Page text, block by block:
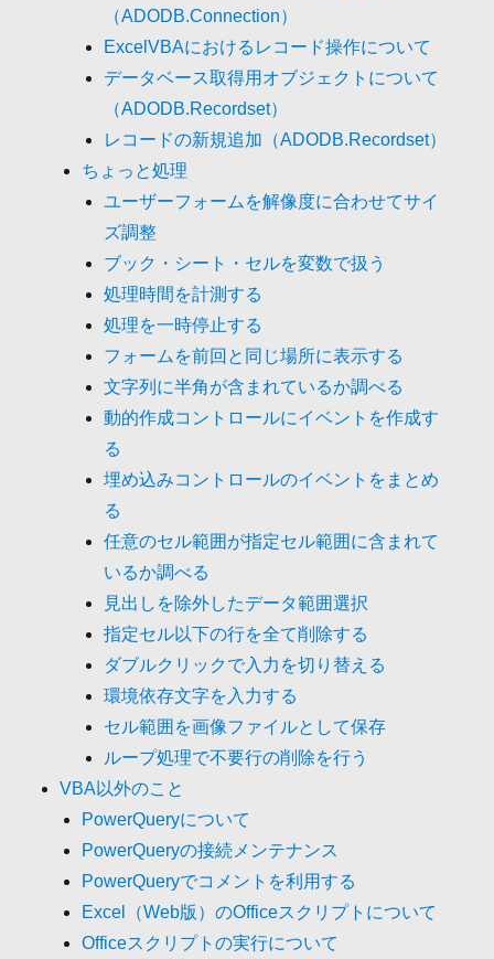
（ADODB.Connection）
ExcelVBAにおけるレコード操作について
データベース取得用オブジェクトについて
（ADODB.Recordset）
レコードの新規追加（ADODB.Recordset）
ちょっと処理
ユーザーフォームを解像度に合わせてサイ
ズ調整
ブック・シート・セルを変数で扱う
処理時間を計測する
処理を一時停止する
フォームを前回と同じ場所に表示する
文字列に半角が含まれているか調べる
動的作成コントロールにイベントを作成す
る
埋め込みコントロールのイベントをまとめ
る
任意のセル範囲が指定セル範囲に含まれて
いるか調べる
見出しを除外したデータ範囲選択
指定セル以下の行を全て削除する
ダブルクリックで入力を切り替える
環境依存文字を入力する
セル範囲を画像ファイルとして保存
ループ処理で不要行の削除を行う
VBA以外のこと
PowerQueryについて
PowerQueryの接続メンテナンス
PowerQueryでコメントを利用する
Excel（Web版）のOfficeスクリプトについて
Officeスクリプトの実行について